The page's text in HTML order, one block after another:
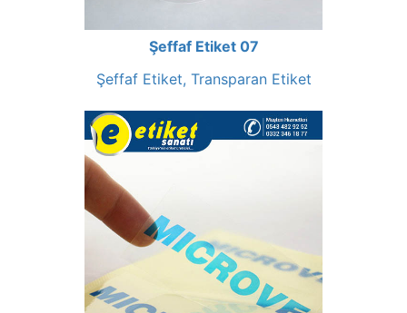
Şeffaf Etiket 07
Şeffaf Etiket, Transparan Etiket